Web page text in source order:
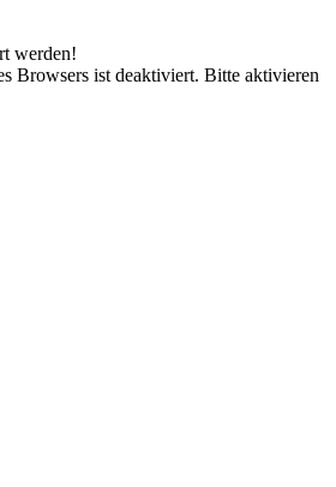
werden!
Browsers ist deaktiviert. Bitte aktivieren